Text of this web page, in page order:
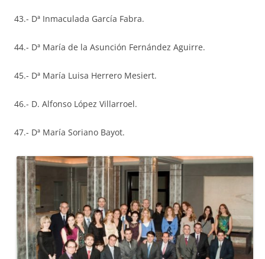
43.- Dª Inmaculada García Fabra.
44.- Dª María de la Asunción Fernández Aguirre.
45.- Dª María Luisa Herrero Mesiert.
46.- D. Alfonso López Villarroel.
47.- Dª María Soriano Bayot.